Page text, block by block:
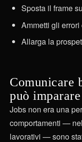
Sposta il frame
Ammetti gli
Allarga la
Comunicare
può imparare
Jobs non era una
comportamenti —
lavorativi — sono